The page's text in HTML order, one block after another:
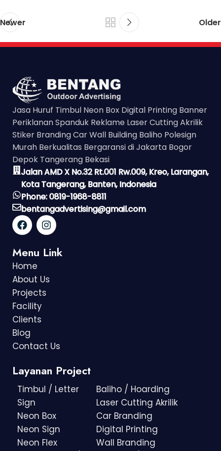
Newer Older
Jasa Huruf Timbul Neon Box Digital Printing Banner
Periklanan Spanduk Reklame Laser Cutting Akrilik
Stiker Branding Car Wall Building Baliho Polesign
Murah Berkualitas Bergaransi di Jakarta Bogor
Depok Tangerang Bekasi
Jalan AMD X No.32 Rt.001 Rw.009, Kreo, Larangan,
Kota Tangerang, Banten, Indonesia
Phone: 0819-1968-8811
bentangadvertising@gmail.com
Menu Link
Home
About Us
Projects
Facility
Clients
Blog
Contact Us
Layanan Project
Timbul / Letter
Sign
Neon Box
Neon Sign
Neon Flex
Baliho / Hoarding
Laser Cutting Akrilik
Car Branding
Digital Printing
Wall Branding